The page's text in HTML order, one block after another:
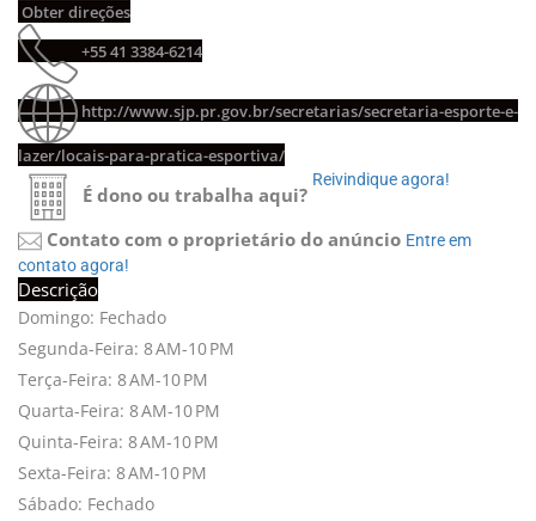
Obter direções
+55 41 3384-6214
http://www.sjp.pr.gov.br/secretarias/secretaria-esporte-e-
lazer/locais-para-pratica-esportiva/
É dono ou trabalha aqui?
Reivindique agora!
Contato com o proprietário do anúncio Entre em
contato agora!
Descrição
Domingo: Fechado
Segunda-Feira: 8 AM-10 PM
Terça-Feira: 8 AM-10 PM
Quarta-Feira: 8 AM-10 PM
Quinta-Feira: 8 AM-10 PM
Sexta-Feira: 8 AM-10 PM
Sábado: Fechado